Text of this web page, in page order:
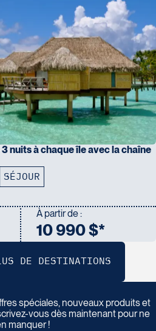
3 nuits à chaque île avec la chaîne
SÉJOUR
À partir de :
10 990 $*
us à n o tre inf lettre
spéciales, nouveaux produits et
vous dès maintenant pour ne
manquer !